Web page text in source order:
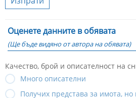
Оценете данните в обявата
(Ще бъде видяно от автора на обявата)
Качество, брой и описателност на
Много описателни
Получих представа за имота, но